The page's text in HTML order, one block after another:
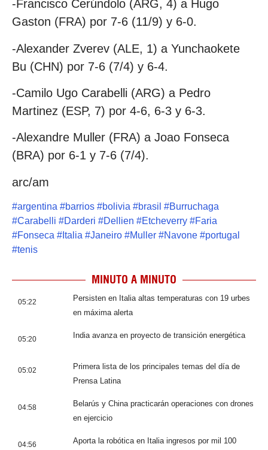
-Francisco Cerúndolo (ARG, 4) a Hugo
Gaston (FRA) por 7-6 (11/9) y 6-0.
-Alexander Zverev (ALE, 1) a Yunchaokete
Bu (CHN) por 7-6 (7/4) y 6-4.
-Camilo Ugo Carabelli (ARG) a Pedro
Martinez (ESP, 7) por 4-6, 6-3 y 6-3.
-Alexandre Muller (FRA) a Joao Fonseca
(BRA) por 6-1 y 7-6 (7/4).
arc/am
#argentina #barrios #bolivia #brasil #Burruchaga
#Carabelli #Darderi #Dellien #Etcheverry #Faria
#Fonseca # Italia #Janeiro #Muller #Navone #portugal
#tenis
MINUTO A MINUTO
05:22
Persisten en Italia altas temperaturas con 19 urbes
en máxima alerta
05:20 India avanza en proyecto de transición energética
05:02
Primera lista de los principales temas del día de
Prensa Latina
04:58
Belarús y China practicarán operaciones con drones
en ejercicio
04:56
Aporta la robótica en Italia ingresos por mil 100